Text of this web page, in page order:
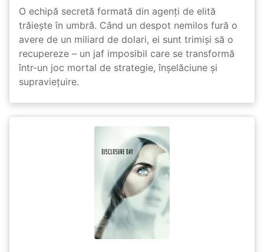
O echipă secretă formată din agenți de elită
trăiește în umbră. Când un despot nemilos fură o
avere de un miliard de dolari, ei sunt trimiși să o
recupereze – un jaf imposibil care se transformă
într-un joc mortal de strategie, înșelăciune și
supraviețuire.